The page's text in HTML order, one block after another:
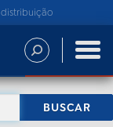
distribuição